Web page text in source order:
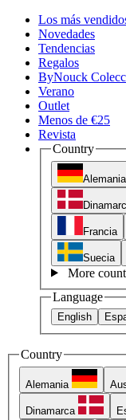
Los más
Novedades
Tendencias
Regalos
ByNouck
Verano
Outlet
Menos de €25
Revista
Country
Alemania
Francia
Suecia
More
Language
English
Country
Alemania
Dinamarca